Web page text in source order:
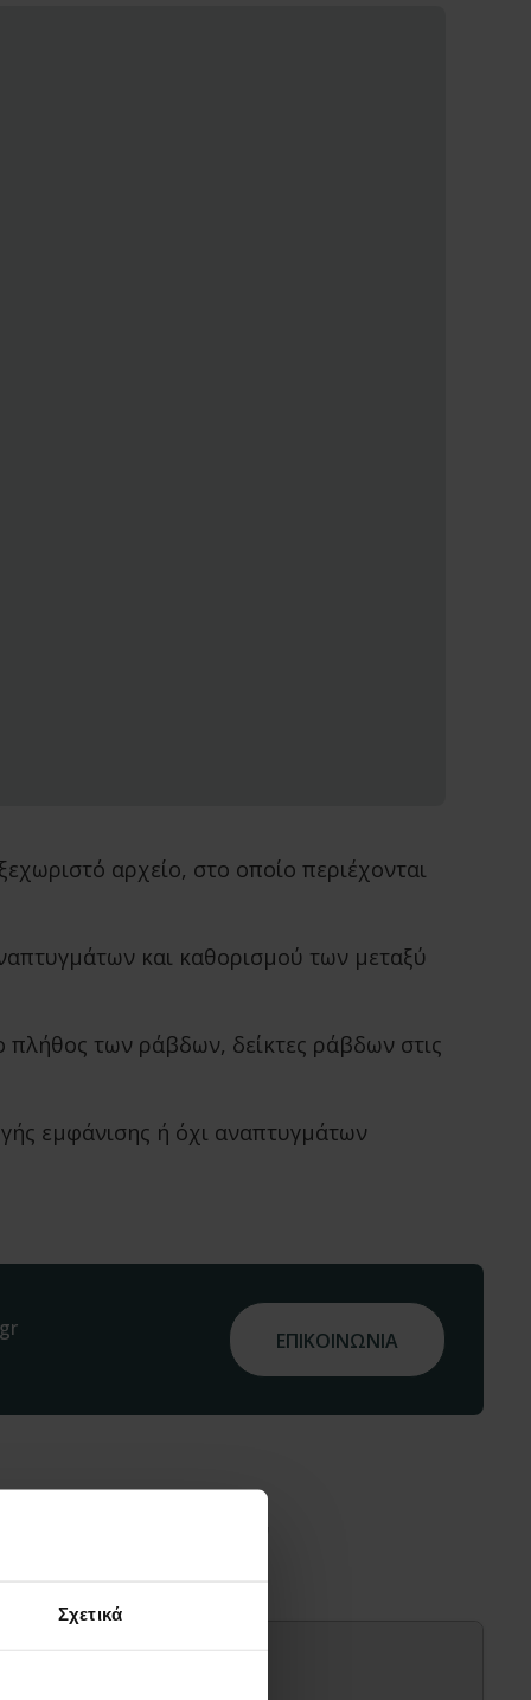
Σχετικά
αρχείο, στο οποίο περιέχονται
και καθορισμού των μεταξύ
πλήθος των ράβδων, δείκτες ράβδων στις
εμφάνισης ή όχι αναπτυγμάτων
ΕΠΙΚΟΙΝΩΝΙΑ